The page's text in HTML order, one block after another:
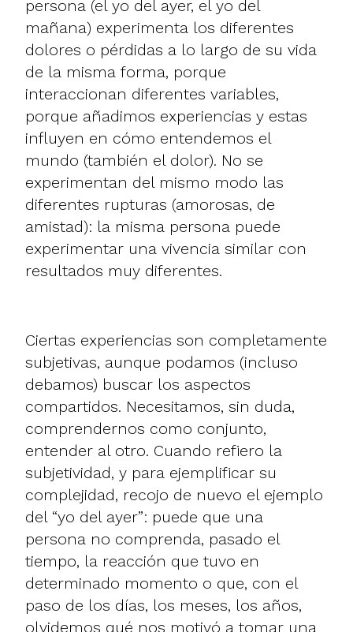
persona (el yo del ayer, el yo del
mañana) experimenta los diferentes
dolores o pérdidas a lo largo de su vida
de la misma forma, porque
interaccionan diferentes variables,
porque añadimos experiencias y estas
influyen en cómo entendemos el
mundo (también el dolor). No se
experimentan del mismo modo las
diferentes rupturas (amorosas, de
amistad): la misma persona puede
experimentar una vivencia similar con
resultados muy diferentes.
Ciertas experiencias son completamente
subjetivas, aunque podamos (incluso
debamos) buscar los aspectos
compartidos. Necesitamos, sin duda,
comprendernos como conjunto,
entender al otro. Cuando refiero la
subjetividad, y para ejemplificar su
complejidad, recojo de nuevo el ejemplo
del “yo del ayer”: puede que una
persona no comprenda, pasado el
tiempo, la reacción que tuvo en
determinado momento o que, con el
paso de los días, los meses, los años,
olvidemos qué nos motivó a tomar una